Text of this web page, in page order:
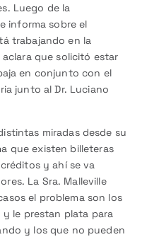
Luego de la
informa sobre el
trabajando en la
que solicitó estar
en conjunto con el
junto al Dr. Luciano
miradas desde su
que existen billeteras
y ahí se va
La Sra. Malleville
el problema son los
le prestan plata para
y los que no pueden